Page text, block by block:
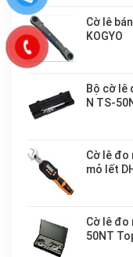
Cờ lê
KOGYO
Bộ cờ lê
N TS-
Cờ lê đo
mỏ lết
Cờ lê đo
50NT